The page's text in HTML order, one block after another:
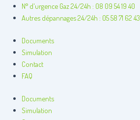
N° d'urgence Gaz 24/24h : 08 09 54 19 40
Autres dépannages 24/24h : 05 58 71 62 43
Documents
Simulation
Contact
FAQ
Documents
Simulation